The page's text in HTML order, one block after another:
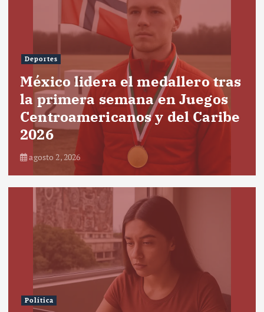
Deportes
México lidera el medallero tras
la primera semana en Juegos
Centroamericanos y del Caribe
2026
agosto 2, 2026
Política